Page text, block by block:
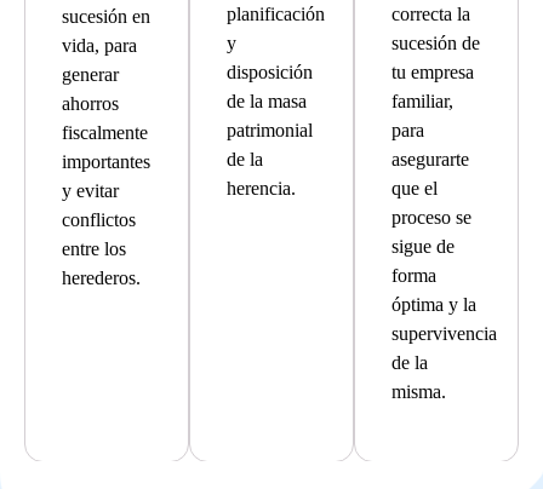
sucesión en
vida, para
generar
ahorros
fiscalmente
importantes
y evitar
conflictos
entre los
herederos.
planificación
y
disposición
de la masa
patrimonial
de la
herencia.
correcta la
sucesión de
tu empresa
familiar,
para
asegurarte
que el
proceso se
sigue de
forma
óptima y la
supervivencia
de la
misma.